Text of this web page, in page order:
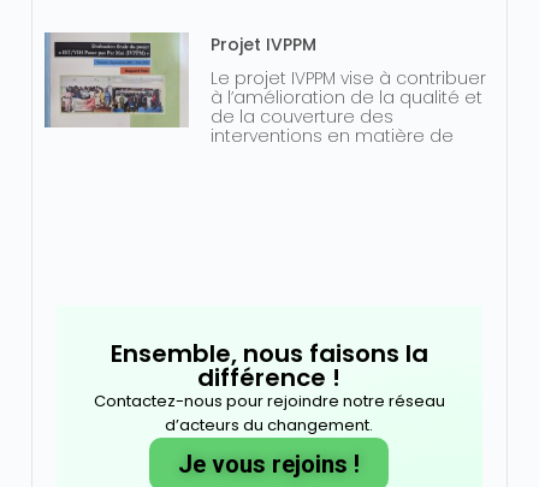
Projet IVPPM
Le projet IVPPM vise à contribuer
à l’amélioration de la qualité et
de la couverture des
interventions en matière de
Ensemble, nous faisons la
différence !
Contactez-nous pour rejoindre notre réseau
d’acteurs du changement.
Je vous rejoins !